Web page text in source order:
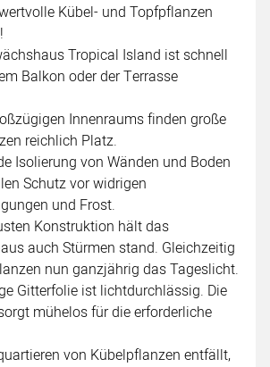
Kübel- und Topfpflanzen
Tropical Island ist schnell
Balkon oder der Terrasse
Innenraums finden große
reichlich Platz.
Isolierung von Wänden und Boden
Schutz vor widrigen
und Frost.
Konstruktion hält das
auch Stürmen stand. Gleichzeitig
nun ganzjährig das Tageslicht.
Gitterfolie ist lichtdurchlässig. Die
mühelos für die erforderliche
von Kübelpflanzen entfällt,